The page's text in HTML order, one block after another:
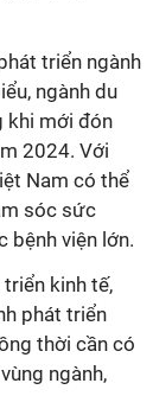
triển ngành
ngành du
khi mới đón
2024. Với
Nam có thể
sóc sức
bệnh viện lớn.
kinh tế,
phát triển
thời cần có
ngành,